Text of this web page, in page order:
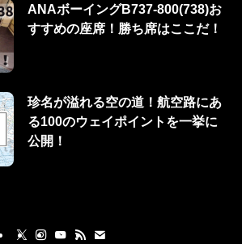
ANAボーイングB737-800(738)お
すすめの座席！勝ち席はここだ！
珍名が溢れる空の道！航空路にあ
る100のウェイポイントを一挙に
公開！